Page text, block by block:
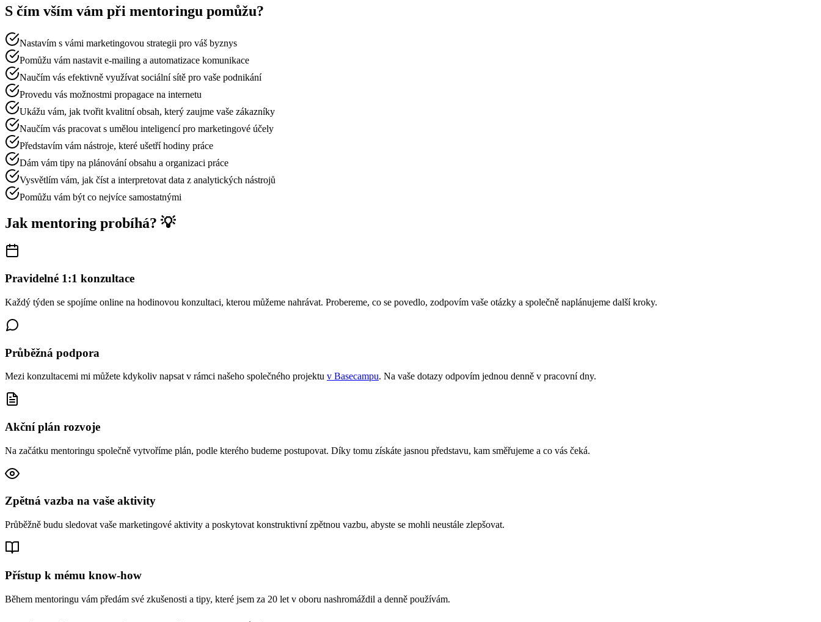
S čím vším vám při mentoringu pomůžu?
Nastavím s vámi marketingovou strategii pro váš byznys
Pomůžu vám nastavit e-mailing a automatizace komunikace
Naučím vás efektivně využívat sociální sítě pro vaše podnikání
Provedu vás možnostmi propagace na internetu
Ukážu vám, jak tvořit kvalitní obsah, který zaujme vaše zákazníky
Naučím vás pracovat s umělou inteligencí pro marketingové účely
Představím vám nástroje, které ušetří hodiny práce
Dám vám tipy na plánování obsahu a organizaci práce
Vysvětlím vám, jak číst a interpretovat data z analytických nástrojů
Pomůžu vám být co nejvíce samostatnými
Jak mentoring probíhá? 💡
Pravidelné 1:1 konzultace
Každý týden se spojíme online na hodinovou konzultaci, kterou můžeme nahrávat. Probereme, co se povedlo, zodpovím vaše otázky a společně naplánujeme další kroky.
Průběžná podpora
Mezi konzultacemi mi můžete kdykoliv napsat v rámci našeho společného projektu v Basecampu. Na vaše dotazy odpovím jednou denně v pracovní dny.
Akční plán rozvoje
Na začátku mentoringu společně vytvoříme plán, podle kterého budeme postupovat. Díky tomu získáte jasnou představu, kam směřujeme a co vás čeká.
Zpětná vazba na vaše aktivity
Průběžně budu sledovat vaše marketingové aktivity a poskytovat konstruktivní zpětnou vazbu, abyste se mohli neustále zlepšovat.
Přístup k mému know-how
Během mentoringu vám předám své zkušenosti a tipy, které jsem za 20 let v oboru nashromáždil a denně používám.